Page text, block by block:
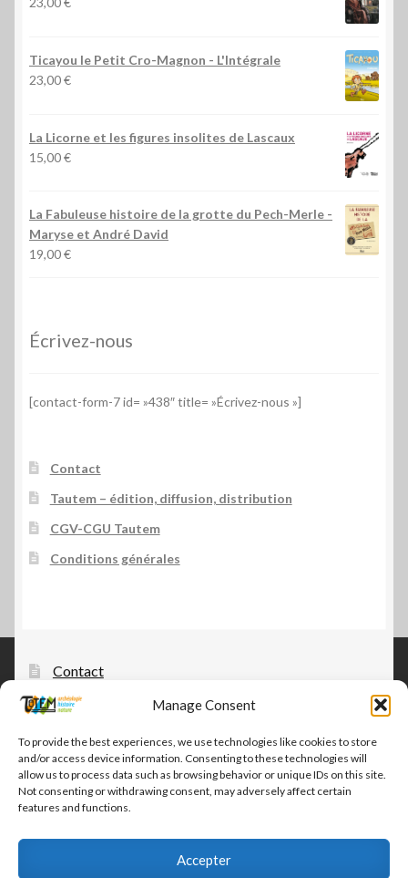
Manage Consent
To provide the best experiences, we use technologies like cookies to store
and/or access device information. Consenting to these technologies will
allow us to process data such as browsing behavior or unique IDs on this site.
Not consenting or withdrawing consent, may adversely affect certain
features and functions.
Accepter
Ticayou le Petit Cro-Magnon - L'Intégrale
23,00€
La Licorne et les figures insolites de Lascaux
15,00€
La Fabuleuse histoire de la grotte du Pech-Merle -
Maryse et André David
19,00€
Écrivez-nous
[contact-form-7 id= »438″ title= »Écrivez-nous »]
Contact
Tautem – édition, diffusion, distribution
CGV-CGU Tautem
Conditions générales
Contact
Tautem – édition, diffusion, distribution
CGV-CGU Tautem
Conditions générales